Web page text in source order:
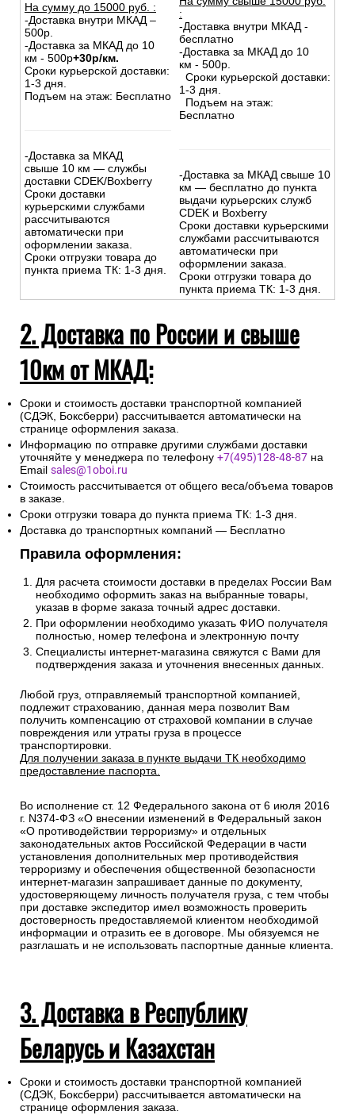
На сумму до 15000 руб. :
-Доставка внутри МКАД –
500р.
-Доставка за МКАД до 10
км - 500р+30р/км.
Сроки курьерской доставки:
1-3 дня.
Подъем на этаж: Бесплатно
-Доставка за МКАД
свыше 10 км — службы
доставки CDEK/Boxberry
Сроки доставки
курьерскими службами
рассчитываются
автоматически при
оформлении заказа.
Сроки отгрузки товара до
пункта приема ТК: 1-3 дня.
:
-Доставка внутри МКАД -
бесплатно
-Доставка за МКАД до 10
км - 500р.
Сроки курьерской доставки:
1-3 дня.
Подъем на этаж:
Бесплатно
-Доставка за МКАД свыше 10
км — бесплатно до пункта
выдачи курьерских служб
CDEK и Boxberry
Сроки доставки курьерскими
службами рассчитываются
автоматически при
оформлении заказа.
Сроки отгрузки товара до
пункта приема ТК: 1-3 дня.
2. Доставка по России и свыше
10км от МКАД:
Сроки и стоимость доставки транспортной компанией
(СДЭК, Боксберри) рассчитывается автоматически на
странице оформления заказа.
Информацию по отправке другими службами доставки
уточняйте у менеджера по телефону +7(495)128-48-87 на
Email sales@1oboi.ru
Стоимость рассчитывается от общего веса/объема товаров
в заказе.
Сроки отгрузки товара до пункта приема ТК: 1-3 дня.
Доставка до транспортных компаний — Бесплатно
Правила оформления:
Для расчета стоимости доставки в пределах России Вам
необходимо оформить заказ на выбранные товары,
указав в форме заказа точный адрес доставки.
При оформлении необходимо указать ФИО получателя
полностью, номер телефона и электронную почту
Специалисты интернет-магазина свяжутся с Вами для
подтверждения заказа и уточнения внесенных данных.
Любой груз, отправляемый транспортной компанией,
подлежит страхованию, данная мера позволит Вам
получить компенсацию от страховой компании в случае
повреждения или утраты груза в процессе
транспортировки.
Для получении заказа в пункте выдачи ТК необходимо
предоставление паспорта.
Во исполнение ст. 12 Федерального закона от 6 июля 2016
г. N374-ФЗ «О внесении изменений в Федеральный закон
«О противодействии терроризму» и отдельных
законодательных актов Российской Федерации в части
установления дополнительных мер противодействия
терроризму и обеспечения общественной безопасности
интернет-магазин запрашивает данные по документу,
удостоверяющему личность получателя груза, с тем чтобы
при доставке экспедитор имел возможность проверить
достоверность предоставляемой клиентом необходимой
информации и отразить ее в договоре. Мы обязуемся не
разглашать и не использовать паспортные данные клиента.
3. Доставка в Республику
Беларусь и Казахстан
Сроки и стоимость доставки транспортной компанией
(СДЭК, Боксберри) рассчитывается автоматически на
странице оформления заказа.